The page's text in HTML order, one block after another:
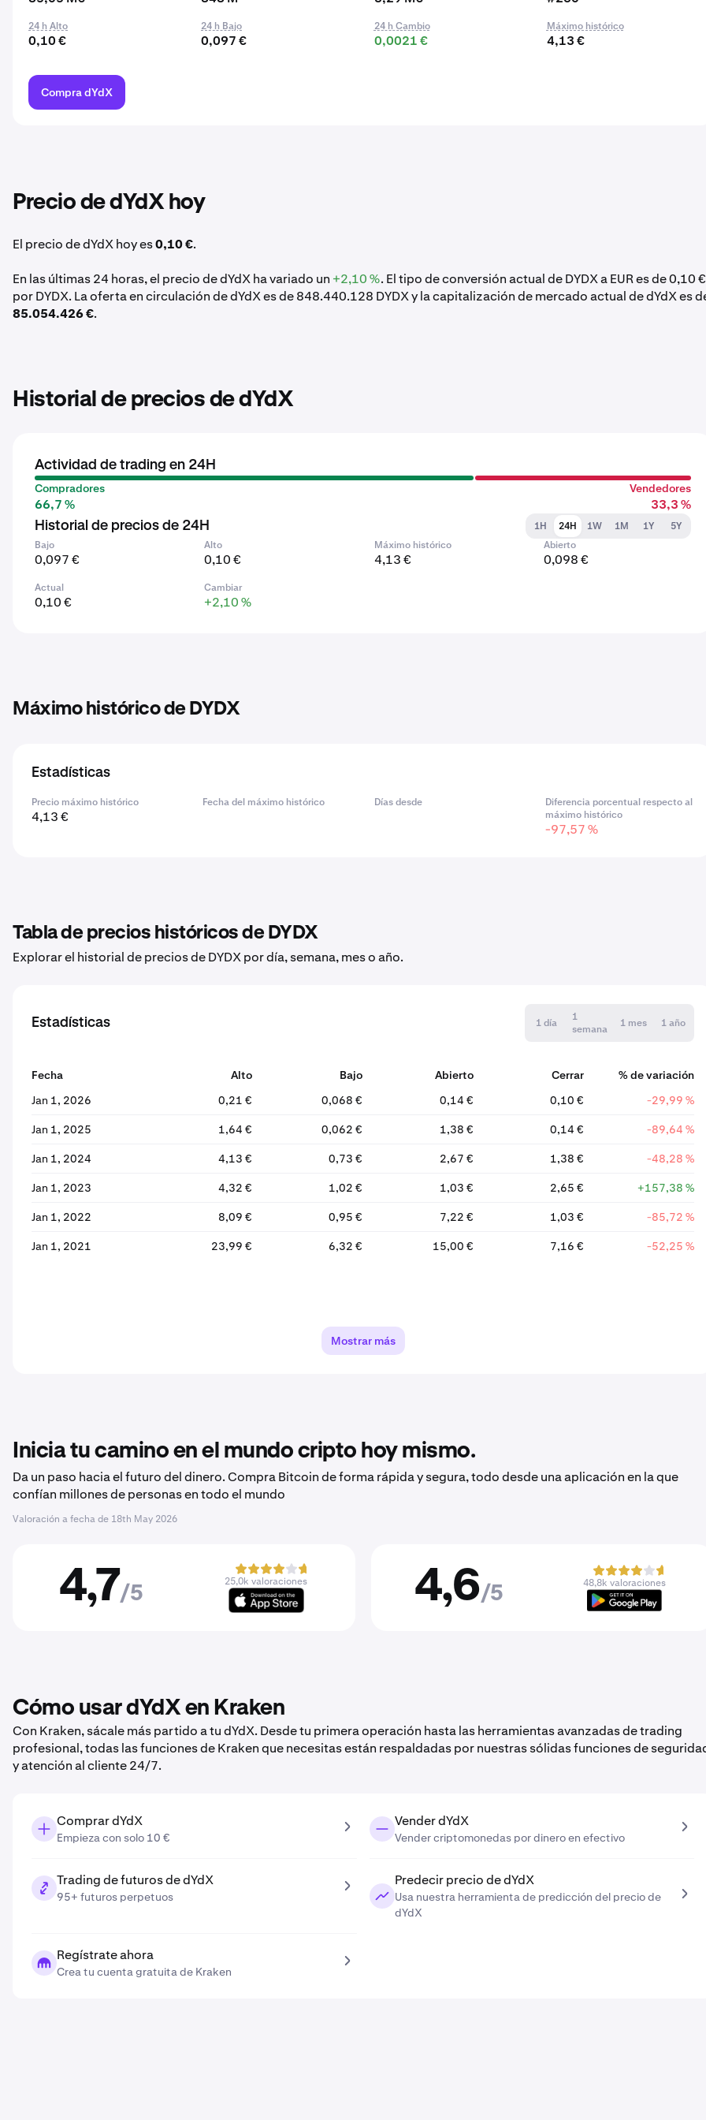
24 h Alto
0,10 €
24 h Bajo
0,097 €
24 h Cambio
0,0021 €
Máximo histórico
4,13 €
Compra dYdX
Precio de dYdX hoy
El precio de dYdX hoy es0,10 €.
En las últimas 24 horas, el precio de dYdX ha variado un +2,10 %. El tipo de conversión actual de DYDX a EUR es de 0,10 €
por DYDX. La oferta en circulación de dYdX es de 848.440.128 DYDX y la capitalización de mercado actual de dYdX es
85.054.426 €.
Historial de precios de dYdX
Actividad de trading en 24H
Compradores
66,7 %
Vendedores
33,3 %
Historial de precios de 24H 1H 24H 1W 1M 1Y
5Y
Bajo
0,097 €
Alto
0,10 €
Máximo histórico
4,13 €
Abierto
0,098 €
Actual
0,10 €
Cambiar
+2,10 %
Máximo histórico de DYDX
Estadísticas
Precio máximo histórico
4,13 €
Fecha del máximo histórico Días desde
Diferencia porcentual respecto al
máximo histórico
-97,57 %
Tabla de precios históricos de DYDX
Explorar el historial de precios de DYDX por día, semana, mes o año.
Estadísticas 1 día
1
semana
1 mes 1 año
Fecha Alto Bajo Abierto Cerrar
% de variación
Jan 1, 2026
0,21 € 0,068 € 0,14 € 0,10 € -29,99 %
Jan 1, 2025 1,64 € 0,062 € 1,38 € 0,14 € -89,64 %
Jan 1, 2024 4,13 € 0,73 € 2,67 € 1,38 € -48,28 %
Jan 1, 2023 4,32 € 1,02 € 1,03 € 2,65 € +157,38 %
Jan 1, 2022 8,09 € 0,95 € 7,22 € 1,03 € -85,72 %
Jan 1, 2021 23,99 € 6,32 € 15,00 € 7,16 € -52,25 %
Mostrar más
Inicia tu camino en el mundo cripto hoy mismo.
Da un paso hacia el futuro del dinero. Compra Bitcoin de forma rápida y segura, todo desde una aplicación en la que
confían millones de personas en todo el mundo
Valoración a fecha de 18th May 2026
4,7/5
25,0k valoraciones 4,6/5
48,8k valoraciones
Cómo usar dYdX en Kraken
Con Kraken, sácale más partido a tu dYdX. Desde tu primera operación hasta las herramientas avanzadas de trading
profesional, todas las funciones de Kraken que necesitas están respaldadas por nuestras sólidas funciones de
y atención al cliente 24/7.
Comprar dYdX
Empieza con solo 10 €
Vender dYdX
Vender criptomonedas por dinero en efectivo
Trading de futuros de dYdX
95+ futuros perpetuos
Predecir precio de dYdX
Usa nuestra herramienta de predicción del precio de
dYdX
Regístrate ahora
Crea tu cuenta gratuita de Kraken